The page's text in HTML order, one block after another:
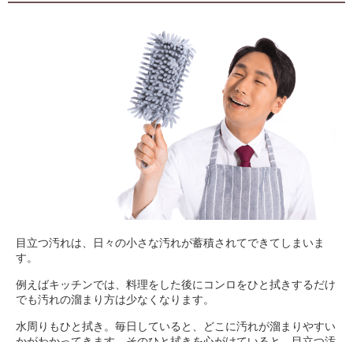
目立つ汚れは、日々の小さな汚れが蓄積されてできてしまいま
す。
例えばキッチンでは、料理をした後にコンロをひと拭きするだけ
でも汚れの溜まり方は少なくなります。
水周りもひと拭き。毎日していると、どこに汚れが溜まりやすい